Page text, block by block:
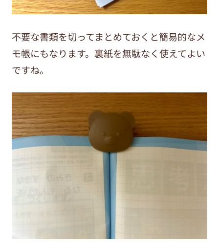
不要な書類を切ってまとめておくと簡易的なメ
モ帳にもなります。裏紙を無駄なく使えてよい
ですね。